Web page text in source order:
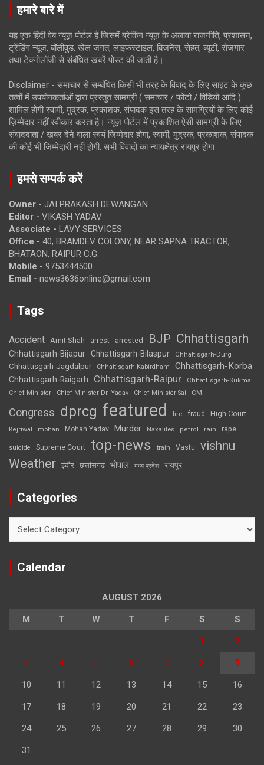
हमारे बारे में
यह एक हिंदी वेब न्यूज़ पोर्टल है जिसमें ब्रेकिंग न्यूज़ के अलावा राजनीति, प्रशासन,
ट्रेंडिंग न्यूज, बॉलीवुड, खेल जगत, लाइफस्टाइल, बिजनेस, सेहत, ब्यूटी, रोजगार
तथा टेक्नोलॉजी से संबंधित खबरें पोस्ट की जाती है।
Disclaimer - समाचार से सम्बंधित किसी भी तरह के विवाद के लिए साइट के कुछ
तत्वों में उपयोगकर्ताओं द्वारा प्रस्तुत सामग्री ( समाचार / फोटो / विडियो आदि )
शामिल होगी स्वामी, मुद्रक, प्रकाशक, संपादक इस तरह के सामग्रियों के लिए कोई
ज़िम्मेदार नहीं स्वीकार करता है। न्यूज़ पोर्टल में प्रकाशित ऐसी सामग्री के लिए
संवाददाता / खबर देने वाला स्वयं जिम्मेदार होगा, स्वामी, मुद्रक, प्रकाशक, संपादक
की कोई भी जिम्मेदारी नहीं होगी. सभी विवादों का न्यायक्षेत्र रायपुर होगा
हमसे सम्पर्क करें
Owner - JAI PRAKASH DEWANGAN
Editor - VIKASH YADAV
Associate - LAVY SERVICES
Office - 40, BRAMDEV COLONY, NEAR SAPNA TRACTOR,
BHATAON, RAIPUR C.G.
Mobile - 9753444500
Email - news3636online@gmail.com
Tags
Accident Amit Shah arrest arrested BJP Chhattisgarh
Chhattisgarh-Bijapur Chhattisgarh-Bilaspur Chhattisgarh-Durg
Chhattisgarh-Jagdalpur Chhattisgarh-Kabirdham Chhattisgarh-Korba
Chhattisgarh-Raigarh Chhattisgarh-Raipur
Chhattisgarh-Sukma
Chief Minister
Chief Minister Dr. Yadav Chief Minister Sai CM
Congress dprcg featured fire fraud High Court
Kejriwal mohan Mohan Yadav Murder Naxalites petrol rain rape
suicide Supreme Court top-news train Vastu vishnu
Weather इंदौर छत्तीसगढ़ भोपाल मध्य प्रदेश रायपुर
Categories
Calendar
AUGUST 2026
M T W T F S S
1 2
3 4 5 6 7 8 9
10 11 12 13 14 15 16
17 18 19 20 21 22 23
24 25 26 27 28 29 30
31